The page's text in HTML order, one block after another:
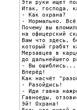
Эти руки ищет
Итак, господа,
- Как охрана?
- Нормально.
Почему вы
на офицерский
Вам что здесь,
который грабят
Мерзавцев в
до дальнейшего
- Вы ошиблись...
Вперёд!
Как насчёт
- Разойдись!
- Иди гавна
Гавноеды,
Эй! Охрана!